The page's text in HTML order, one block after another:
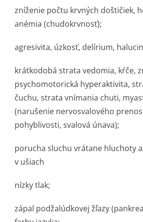
zníženie počtu krvných doštičiek,
anémia (chudokrvnosť);
agresivita, úzkosť, delírium,
krátkodobá strata vedomia, kŕče,
psychomotorická hyperaktivita,
čuchu, strata vnímania chuti,
(narušenie nervosvalového
pohyblivosti, svalová únava);
porucha sluchu vrátane hluchoty
v ušiach
nízky tlak;
zápal podžalúdkovej žľazy